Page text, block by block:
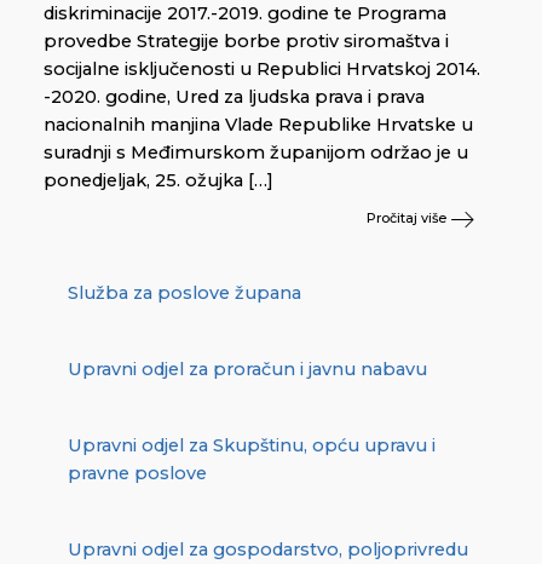
diskriminacije 2017.-2019. godine te Programa
provedbe Strategije borbe protiv siromaštva i
socijalne isključenosti u Republici Hrvatskoj 2014.
-2020. godine, Ured za ljudska prava i prava
nacionalnih manjina Vlade Republike Hrvatske u
suradnji s Međimurskom županijom održao je u
ponedjeljak, 25. ožujka […]
Pročitaj više
Služba za poslove župana
Upravni odjel za proračun i javnu nabavu
Upravni odjel za Skupštinu, opću upravu i
pravne poslove
Upravni odjel za gospodarstvo, poljoprivredu